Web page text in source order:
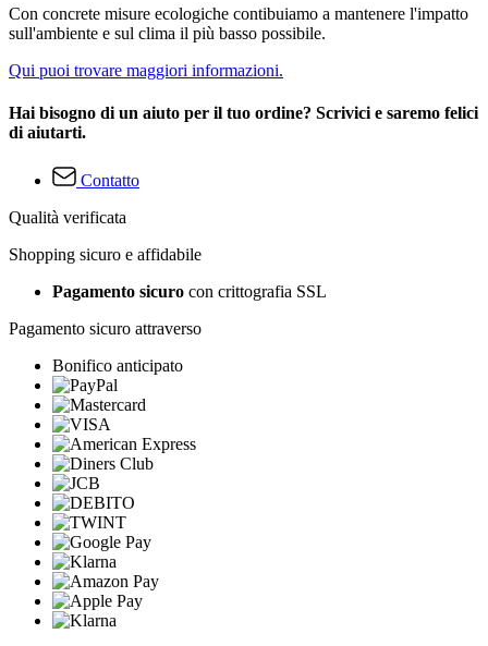
Con concrete misure ecologiche contibuiamo a mantenere l'impatto
sull'ambiente e sul clima il più basso possibile.
Qui puoi trovare maggiori informazioni.
Hai bisogno di un aiuto per il tuo ordine? Scrivici e saremo felici
di aiutarti.
Contatto
Qualità verificata
Shopping sicuro e affidabile
Pagamento sicuro con crittografia SSL
Pagamento sicuro attraverso
Bonifico anticipato